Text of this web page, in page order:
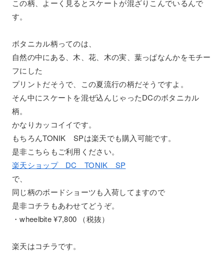
この柄、よーく見るとスケートが混ざりこんでいるんで
す。
ボタニカル柄ってのは、
自然の中にある、木、花、木の実、葉っぱなんかをモチー
フにした
プリントだそうで、この夏流行の柄だそうですよ。
そん中にスケートを混ぜ込んじゃったDCのボタニカル
柄。
かなりカッコイイです。
もちろんTONIK SPは楽天でも購入可能です。
是非こちらもご利用ください。
楽天ショップ DC TONIK SP
で、
同じ柄のボードショーツも入荷してますので
是非コチラもあわせてどうぞ。
・wheelbite ¥7,800 （税抜）
楽天はコチラです。